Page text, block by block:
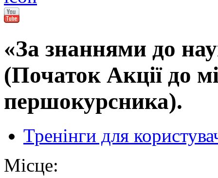
«За знаннями до
(Початок Акції до
першокурсника).
Тренінги для
Місце: